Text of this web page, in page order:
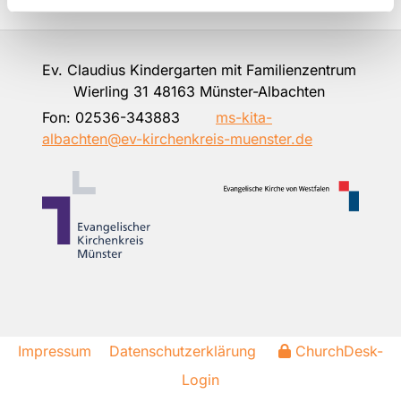
Ev. Claudius Kindergarten mit Familienzentrum
Wierling 31 48163 Münster-Albachten
Fon: 02536-343883
ms-kita-
albachten@ev-kirchenkreis-muenster.de
Impressum Datenschutzerklärung
ChurchDesk-
Login